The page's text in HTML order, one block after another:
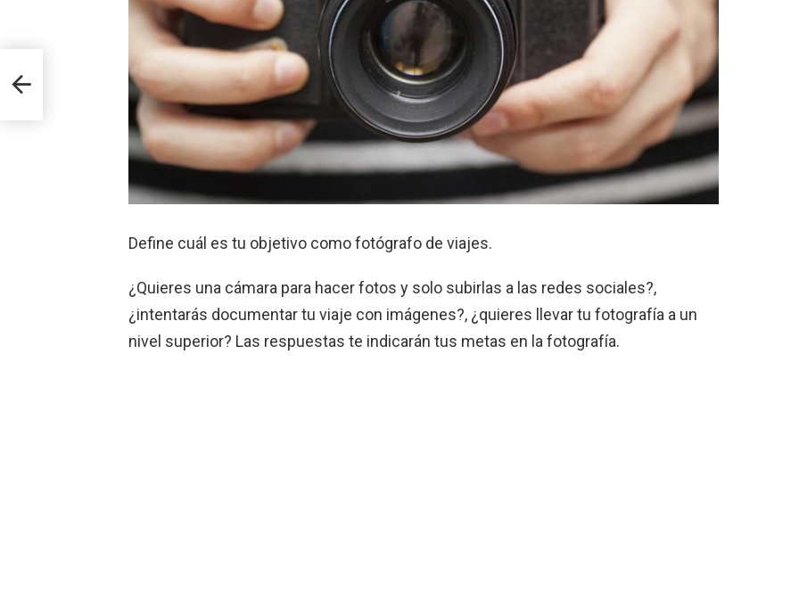
Define cuál es tu objetivo como fotógrafo de viajes.
¿Quieres una cámara para hacer fotos y solo subirlas a las redes sociales?,
¿intentarás documentar tu viaje con imágenes?, ¿quieres llevar tu fotografía a un
nivel superior? Las respuestas te indicarán tus metas en la fotografía.